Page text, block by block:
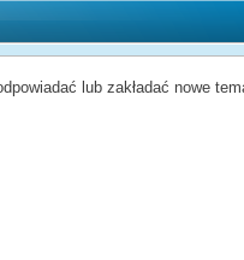
lub zakładać nowe